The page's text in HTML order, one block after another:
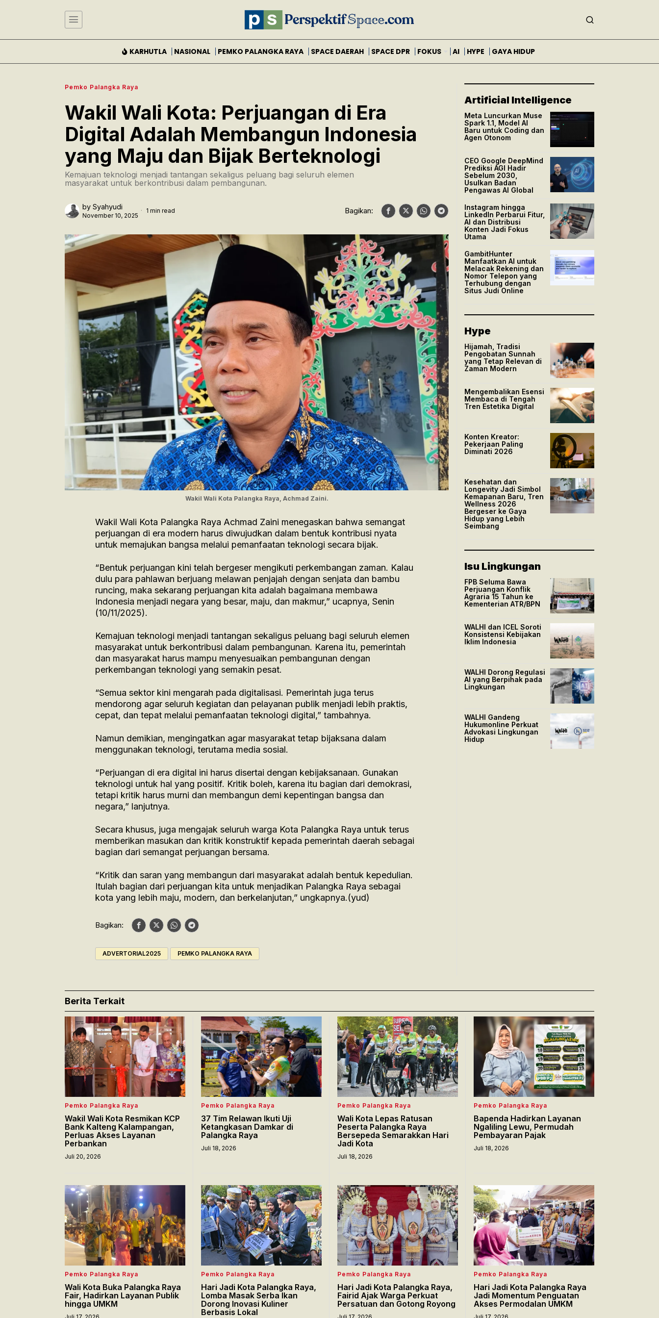
KARHUTLA NASIONAL PEMKO PALANGKA RAYA SPACE DAERAH SPACE DPR FOKUS AI HYPE GAYA HIDUP
Pemko Palangka Raya
Wakil Wali Kota: Perjuangan di Era
Digital Adalah Membangun Indonesia
yang Maju dan Bijak Berteknologi
Kemajuan teknologi menjadi tantangan sekaligus peluang bagi seluruh elemen
masyarakat untuk berkontribusi dalam pembangunan.
by Syahyudi
November 10, 2025
1 min read Bagikan:
Wakil Wali Kota Palangka Raya, Achmad Zaini.
Wakil Wali Kota Palangka Raya Achmad Zaini menegaskan bahwa semangat
perjuangan di era modern harus diwujudkan dalam bentuk kontribusi nyata
untuk memajukan bangsa melalui pemanfaatan teknologi secara bijak.
“Bentuk perjuangan kini telah bergeser mengikuti perkembangan zaman. Kalau
dulu para pahlawan berjuang melawan penjajah dengan senjata dan bambu
runcing, maka sekarang perjuangan kita adalah bagaimana membawa
Indonesia menjadi negara yang besar, maju, dan makmur,” ucapnya, Senin
(10/11/2025).
Kemajuan teknologi menjadi tantangan sekaligus peluang bagi seluruh elemen
masyarakat untuk berkontribusi dalam pembangunan. Karena itu, pemerintah
dan masyarakat harus mampu menyesuaikan pembangunan dengan
perkembangan teknologi yang semakin pesat.
“Semua sektor kini mengarah pada digitalisasi. Pemerintah juga terus
mendorong agar seluruh kegiatan dan pelayanan publik menjadi lebih praktis,
cepat, dan tepat melalui pemanfaatan teknologi digital,” tambahnya.
Namun demikian, mengingatkan agar masyarakat tetap bijaksana dalam
menggunakan teknologi, terutama media sosial.
“Perjuangan di era digital ini harus disertai dengan kebijaksanaan. Gunakan
teknologi untuk hal yang positif. Kritik boleh, karena itu bagian dari demokrasi,
tetapi kritik harus murni dan membangun demi kepentingan bangsa dan
negara,” lanjutnya.
Secara khusus, juga mengajak seluruh warga Kota Palangka Raya untuk terus
memberikan masukan dan kritik konstruktif kepada pemerintah daerah sebagai
bagian dari semangat perjuangan bersama.
“Kritik dan saran yang membangun dari masyarakat adalah bentuk kepedulian.
Itulah bagian dari perjuangan kita untuk menjadikan Palangka Raya sebagai
kota yang lebih maju, modern, dan berkelanjutan,” ungkapnya.(yud)
Bagikan:
ADVERTORIAL2025 PEMKO PALANGKA RAYA
Artificial Intelligence
Meta Luncurkan Muse
Spark 1.1, Model AI
Baru untuk Coding dan
Agen Otonom
CEO Google DeepMind
Prediksi AGI Hadir
Sebelum 2030,
Usulkan Badan
Pengawas AI Global
Instagram hingga
LinkedIn Perbarui Fitur,
AI dan Distribusi
Konten Jadi Fokus
Utama
GambitHunter
Manfaatkan AI untuk
Melacak Rekening dan
Nomor Telepon yang
Terhubung dengan
Situs Judi Online
Hype
Hijamah, Tradisi
Pengobatan Sunnah
yang Tetap Relevan di
Zaman Modern
Mengembalikan Esensi
Membaca di Tengah
Tren Estetika Digital
Konten Kreator:
Pekerjaan Paling
Diminati 2026
Kesehatan dan
Longevity Jadi Simbol
Kemapanan Baru, Tren
Wellness 2026
Bergeser ke Gaya
Hidup yang Lebih
Seimbang
Isu Lingkungan
FPB Seluma Bawa
Perjuangan Konflik
Agraria 15 Tahun ke
Kementerian ATR/BPN
WALHI dan ICEL Soroti
Konsistensi Kebijakan
Iklim Indonesia
WALHI Dorong Regulasi
AI yang Berpihak pada
Lingkungan
WALHI Gandeng
Hukumonline Perkuat
Advokasi Lingkungan
Hidup
Berita Terkait
Pemko Palangka Raya
Wakil Wali Kota Resmikan KCP
Bank Kalteng Kalampangan,
Perluas Akses Layanan
Perbankan
Juli 20, 2026
Pemko Palangka Raya
37 Tim Relawan Ikuti Uji
Ketangkasan Damkar di
Palangka Raya
Juli 18, 2026
Pemko Palangka Raya
Wali Kota Lepas Ratusan
Peserta Palangka Raya
Bersepeda Semarakkan Hari
Jadi Kota
Juli 18, 2026
Pemko Palangka Raya
Bapenda Hadirkan Layanan
Ngaliling Lewu, Permudah
Pembayaran Pajak
Juli 18, 2026
Pemko Palangka Raya
Wali Kota Buka Palangka Raya
Fair, Hadirkan Layanan Publik
hingga UMKM
Pemko Palangka Raya
Hari Jadi Kota Palangka Raya,
Lomba Masak Serba Ikan
Dorong Inovasi Kuliner
Berbasis Lokal
Pemko Palangka Raya
Hari Jadi Kota Palangka Raya,
Fairid Ajak Warga Perkuat
Persatuan dan Gotong Royong
Pemko Palangka Raya
Hari Jadi Kota Palangka Raya
Jadi Momentum Penguatan
Akses Permodalan UMKM